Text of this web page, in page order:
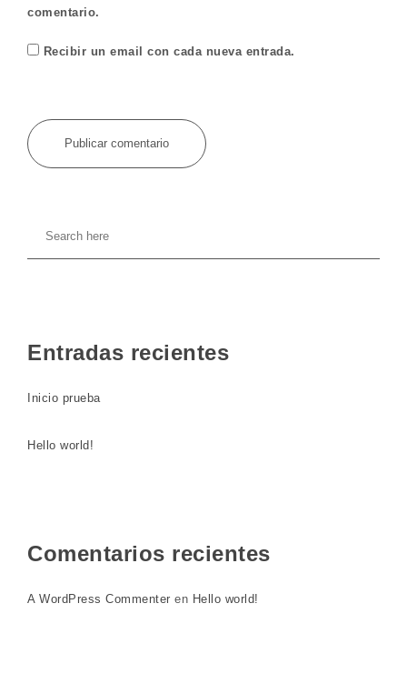
comentario.
Recibir un email con cada nueva entrada.
Entradas recientes
Inicio prueba
Hello world!
Comentarios recientes
A WordPress Commenter en Hello world!